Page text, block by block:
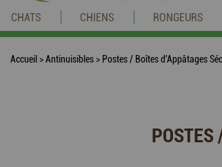
CHATS CHIENS RONGEURS
Accueil >Antinuisibles> Postes / Boîtes d'Appâtages
POSTES